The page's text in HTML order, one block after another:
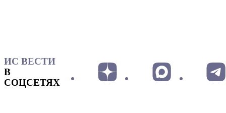
ИС ВЕСТИ
В
СОЦСЕТЯХ